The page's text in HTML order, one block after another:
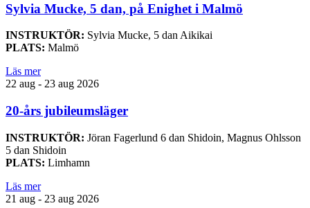
Sylvia Mucke, 5 dan, på Enighet i Malmö
INSTRUKTÖR: Sylvia Mucke, 5 dan Aikikai
PLATS: Malmö
Läs mer
22 aug - 23 aug 2026
20-års jubileumsläger
INSTRUKTÖR: Jöran Fagerlund 6 dan Shidoin, Magnus Ohlsson
5 dan Shidoin
PLATS: Limhamn
Läs mer
21 aug - 23 aug 2026